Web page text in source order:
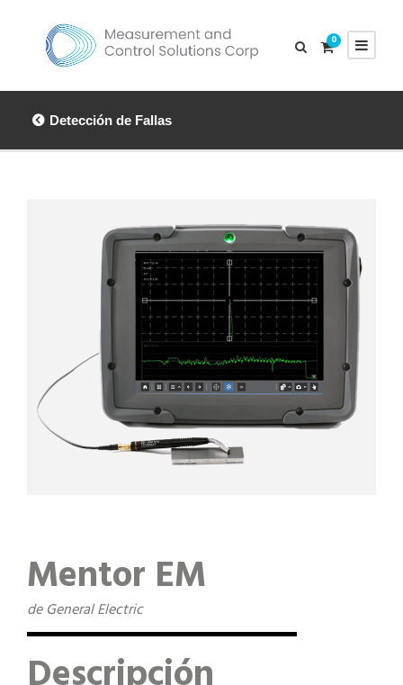
0
Detección de Fallas
Mentor EM
de General Electric